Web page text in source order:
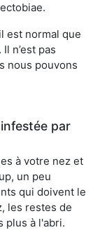
est normal que
n’est pas
nous pouvons
par
à votre nez et
un peu
qui doivent le
les restes de
plus à l'abri.